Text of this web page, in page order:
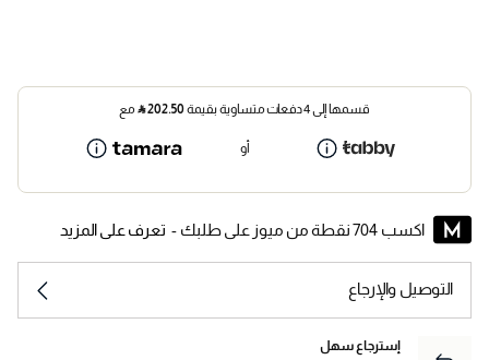
قسمها إلى 4 دفعات متساوية بقيمة 202.50
⃁ مع
أو
اكسب 704 نقطة من ميوز على طلبك - تعرف على المزيد
التوصيل والإرجاع
إسترجاع سهل